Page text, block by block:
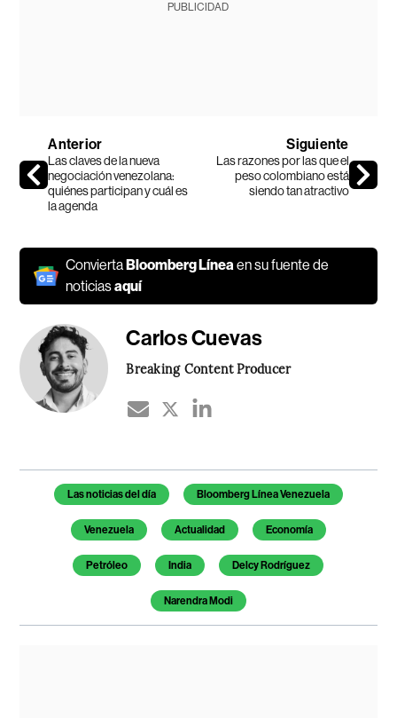
PUBLICIDAD
Anterior
Las claves de la nueva
negociación venezolana:
quiénes participan y cuál es
la agenda
Siguiente
Las razones por las que el
peso colombiano está
siendo tan atractivo
ConviertaBloomberg Líneaen su fuente de
noticiasaquí
Carlos Cuevas
Breaking Content Producer
Temas de este artículo
Las noticias del día Bloomberg Línea Venezuela
Venezuela Actualidad Economía
Petróleo India Delcy Rodríguez
Narendra Modi